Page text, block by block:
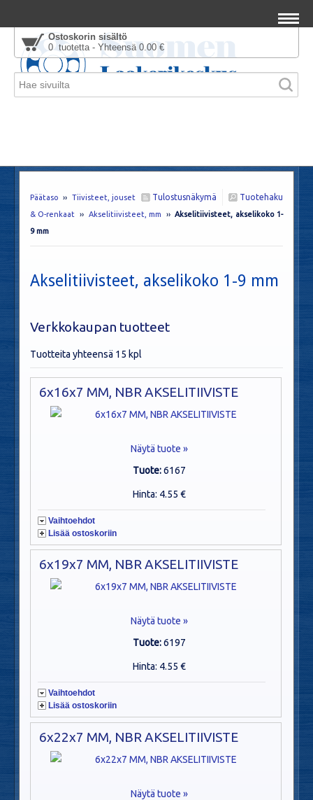
Ostoskorin sisältö
0 tuotetta - Yhteensä 0.00 €
Tuotehaku
Tulostusnäkymä
Päätaso ›› Tiivisteet, jouset
& O-renkaat
›› Akselitiivisteet, mm ››Akselitiivisteet, akselikoko 1-
9 mm
Akselitiivisteet, akselikoko 1-9 mm
Verkkokaupan tuotteet
Tuotteita yhteensä 15 kpl
6x16x7 MM, NBR AKSELITIIVISTE
Näytä tuote »
Tuote:6167
Hinta: 4.55 €
Vaihtoehdot
Lisää ostoskoriin
6x19x7 MM, NBR AKSELITIIVISTE
Näytä tuote »
Tuote:6197
Hinta: 4.55 €
Vaihtoehdot
Lisää ostoskoriin
6x22x7 MM, NBR AKSELITIIVISTE
Näytä tuote »